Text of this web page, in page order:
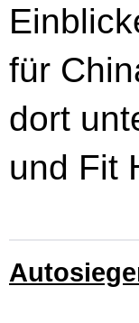
für
dort
und Fit